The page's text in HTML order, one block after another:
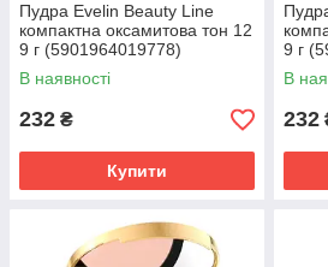
Пудра Evelin Beauty Line
компактна оксамитова тон 12
9 г (5901964019778)
В наявності
232 ₴
Купити
9 г
В
232